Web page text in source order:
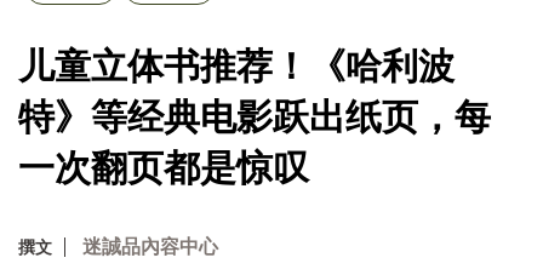
儿童立体书推荐！《哈利波
特》等经典电影跃出纸页，每
一次翻页都是惊叹
撰文 迷誠品內容中心